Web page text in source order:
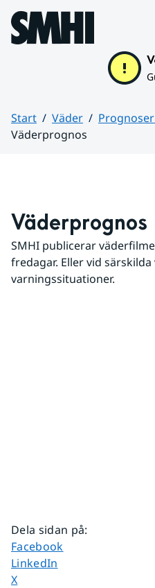
Hoppa till sidans innehåll
Start Väder
Väderprognos
Väderprognos
SMHI publicerar
fredagar. Eller vid
varningssituationer.
Dela sidan på:
Dela sidan på
Facebook
Dela sidan på
LinkedIn
Dela sidan på
X